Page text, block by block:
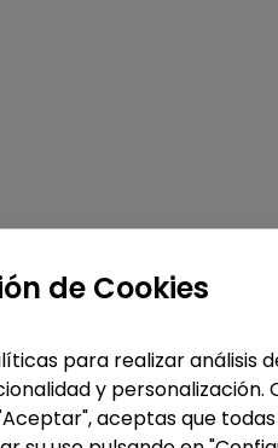
de Cookies
para realizar análisis
y personalización.
aceptas que